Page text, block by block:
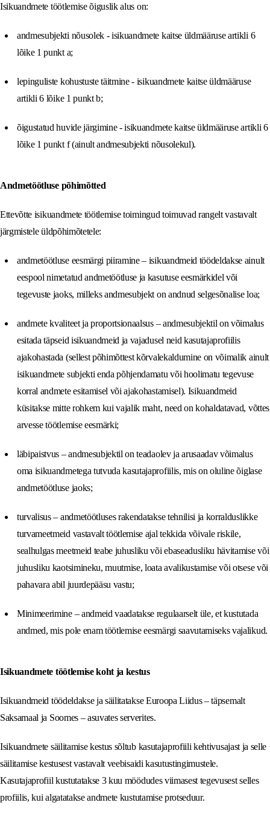
Isikuandmete töötlemise õiguslik alus on:
andmesubjekti nõusolek - isikuandmete kaitse üldmääruse artikli 6
lõike 1 punkt a;
lepinguliste kohustuste täitmine - isikuandmete kaitse üldmääruse
artikli 6 lõike 1 punkt b;
õigustatud huvide järgimine - isikuandmete kaitse üldmääruse artikli 6
lõike 1 punkt f (ainult andmesubjekti nõusolekul).
Andmetöötluse põhimõtted
Ettevõtte isikuandmete töötlemise toimingud toimuvad rangelt vastavalt
järgmistele üldpõhimõtetele:
andmetöötluse eesmärgi piiramine – isikuandmeid töödeldakse ainult
eespool nimetatud andmetöötluse ja kasutuse eesmärkidel või
tegevuste jaoks, milleks andmesubjekt on andnud selgesõnalise loa;
andmete kvaliteet ja proportsionaalsus – andmesubjektil on võimalus
esitada täpseid isikuandmeid ja vajadusel neid kasutajaprofiilis
ajakohastada (sellest põhimõttest kõrvalekaldumine on võimalik ainult
isikuandmete subjekti enda põhjendamatu või hoolimatu tegevuse
korral andmete esitamisel või ajakohastamisel). Isikuandmeid
küsitakse mitte rohkem kui vajalik maht, need on kohaldatavad, võttes
arvesse töötlemise eesmärki;
läbipaistvus – andmesubjektil on teadaolev ja arusaadav võimalus
oma isikuandmetega tutvuda kasutajaprofiilis, mis on oluline õiglase
andmetöötluse jaoks;
turvalisus – andmetöötluses rakendatakse tehnilisi ja korralduslikke
turvameetmeid vastavalt töötlemise ajal tekkida võivale riskile,
sealhulgas meetmeid teabe juhusliku või ebaseadusliku hävitamise või
juhusliku kaotsimineku, muutmise, loata avalikustamise või otsese või
pahavara abil juurdepääsu vastu;
Minimeerimine – andmeid vaadatakse regulaarselt üle, et kustutada
andmed, mis pole enam töötlemise eesmärgi saavutamiseks vajalikud.
Isikuandmete töötlemise koht ja kestus
Isikuandmeid töödeldakse ja säilitatakse Euroopa Liidus – täpsemalt
Saksamaal ja Soomes – asuvates serverites.
Isikuandmete säilitamise kestus sõltub kasutajaprofiili kehtivusajast ja selle
säilitamise kestusest vastavalt veebisaidi kasutustingimustele.
Kasutajaprofiil kustutatakse 3 kuu möödudes viimasest tegevusest selles
profiilis, kui algatatakse andmete kustutamise protseduur.